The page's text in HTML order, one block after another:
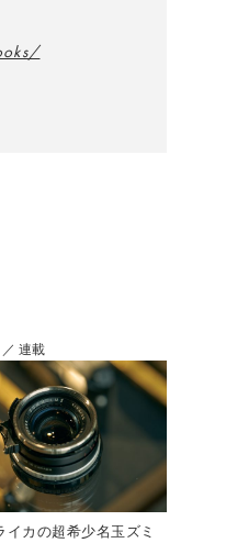
／ 連載
イカの超希少名玉ズミ